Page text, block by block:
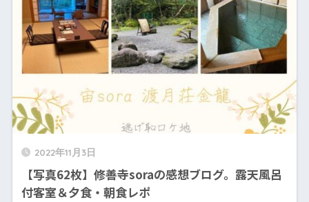
2022年11月3日
【写真62枚】修善寺soraの感想ブログ。露天風呂
付客室＆夕食・朝食レポ